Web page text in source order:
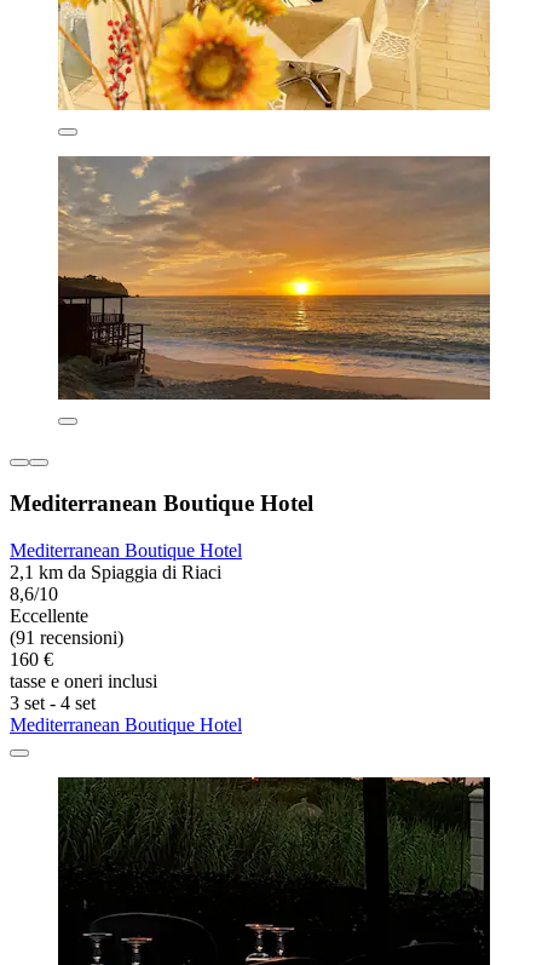
Mediterranean Boutique Hotel
Mediterranean Boutique Hotel
2,1 km da Spiaggia di Riaci
8,6/10
Eccellente
(91 recensioni)
160 €
tasse e oneri inclusi
3 set - 4 set
Mediterranean Boutique Hotel